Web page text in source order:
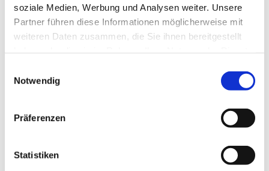
soziale Medien, Werbung und Analysen weiter. Unsere
Partner führen diese Informationen möglicherweise mit
weiteren Daten zusammen, die Sie ihnen bereitgestellt
Notwendig
Präferenzen
Statistiken
Dies könnte Sie auch